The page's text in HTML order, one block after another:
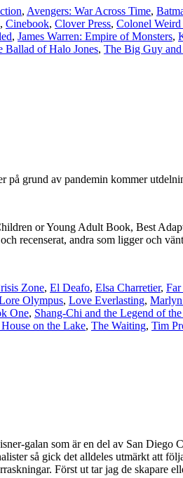
, Avengers: War Across Time,
, Cinebook, Clover Press, Colonel
, James Warren: Empire of Monsters,
Ballad of Halo Jones, The Big Guy
grund av pandemin kommer
or Young Adult Book, Best
recenserat, andra som ligger och
Zone, El Deafo, Elsa Charretier, Far
Olympus, Love Everlasting,
One, Shang-Chi and the Legend of
on the Lake, The Waiting, Tim
galan som är en del av San
så gick det alldeles utmärkt att
Först ut tar jag de skapare